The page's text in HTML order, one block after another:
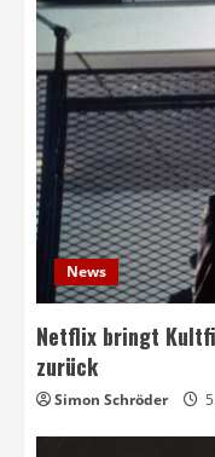
News
Netflix bringt
zurück
Simon Schröder